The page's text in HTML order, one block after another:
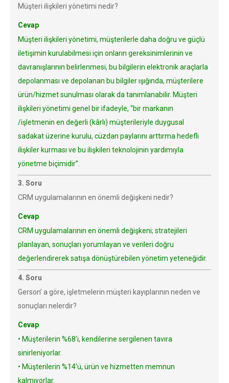
Müşteri ilişkileri yönetimi nedir?
Cevap
Müşteri ilişkileri yönetimi, müşterilerle daha doğru ve güçlü
iletişimin kurulabilmesi için onların gereksinimlerinin ve
davranışlarının belirlenmesi, bu bilgilerin elektronik araçlarla
depolanması ve depolanan bu bilgiler ışığında, müşterilere
ürün/hizmet sunulması olarak da tanımlanabilir. Müşteri
ilişkileri yönetimi genel bir ifadeyle, “bir markanın
/işletmenin en değerli (kârlı) müşterileriyle duygusal
sadakat üzerine kurulu, cüzdan paylarını arttırma hedefli
ilişkiler kurması ve bu ilişkileri teknolojinin yardımıyla
yönetme biçimidir”.
3. Soru
CRM uygulamalarının en önemli değişkeni nedir?
Cevap
CRM uygulamalarının en önemli değişkeni; stratejileri
planlayan, sonuçları yorumlayan ve verileri doğru
değerlendirerek satışa dönüştürebilen yönetim yeteneğidir.
4. Soru
Gerson’ a göre, işletmelerin müşteri kayıplarının neden ve
sonuçları nelerdir?
Cevap
• Müşterilerin %68’i, kendilerine sergilenen tavıra
sinirleniyorlar.
• Müşterilerin %14’ü, ürün ve hizmetten memnun
kalmıyorlar.